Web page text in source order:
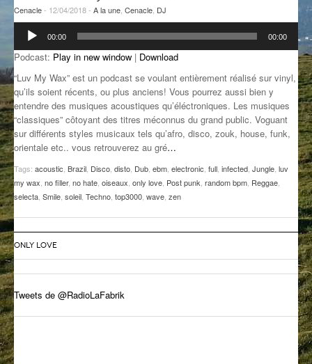
GROOVE N SUN
L’ASTUCE DE LA PORTE EN BOIS
LA FABRIK POÉTIK
LA MINUTE LITTÉRAIRE
MUSIQUE DES ANTIPODES
NOS ANCIENS
SONORIK
THEME FORCE
ZIRCONIUM
PLUS DE MIX
Cenacle- 12/04/2018 - A la une Cenacle DJ
Lecteur
audio
00:00 00:00
Podcast: Play in new window | Download
“Luv My Wax” est un podcast se voulant entièrement réalisé sur vinyl,
qu’ils soient récents, ou plus anciens! Vous pourrez aussi bien y
entendre des musiques acoustiques qu’éléctroniques. Les musiques
“classiques” côtoyant des titres méconnus du grand public. Voguant
sur différents styles musicaux tels qu’afro, disco, zouk, house, funk,
orientale etc.. vous retrouverez au gré…
Tags: acoustic Brazil Disco disto Dub ebm electronic full infected Jungle luv
my wax no filler, no hate oiseaux only love Post punk random bpm Reggae
selecta Smile soleil Techno top3000 wave zen
ONLY LOVE
Tweets de @RadioLaFabrik